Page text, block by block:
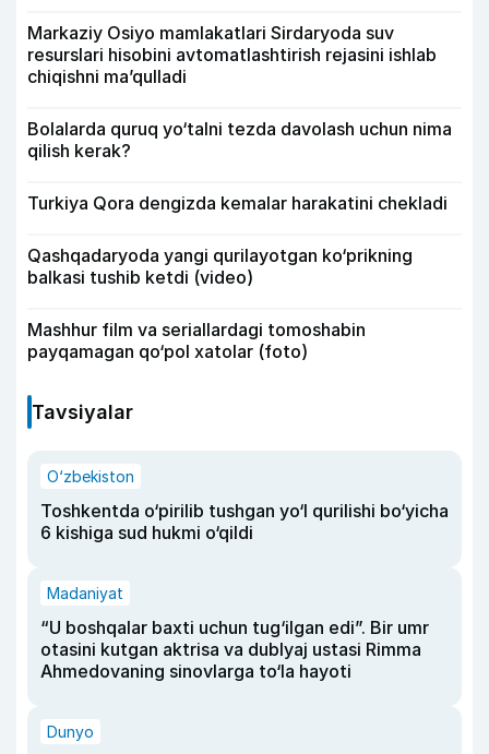
Markaziy Osiyo mamlakatlari Sirdaryoda suv
resurslari hisobini avtomatlashtirish rejasini ishlab
chiqishni ma’qulladi
Bolalarda quruq yo‘talni tezda davolash uchun nima
qilish kerak?
Turkiya Qora dengizda kemalar harakatini chekladi
Qashqadaryoda yangi qurilayotgan ko‘prikning
balkasi tushib ketdi (video)
Mashhur film va seriallardagi tomoshabin
payqamagan qo‘pol xatolar (foto)
Tavsiyalar
O‘zbekiston
Toshkentda o‘pirilib tushgan yo‘l qurilishi bo‘yicha
6 kishiga sud hukmi o‘qildi
Madaniyat
“U boshqalar baxti uchun tug‘ilgan edi”. Bir umr
otasini kutgan aktrisa va dublyaj ustasi Rimma
Ahmedovaning sinovlarga to‘la hayoti
Dunyo